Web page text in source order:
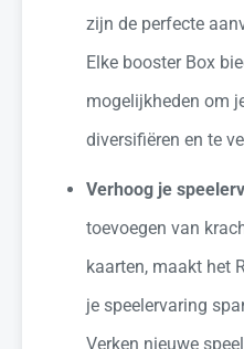
zijn de perfecte
Elke booster Box
mogelijkheden om
diversifiëren en te
Verhoog je
toevoegen van
kaarten, maakt het
je speelervaring
Verken nieuwe